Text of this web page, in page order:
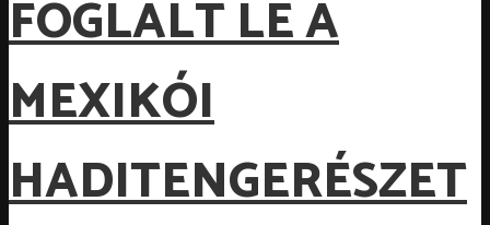
FOGLALT LE A
MEXIKÓI
HADITENGERÉSZET